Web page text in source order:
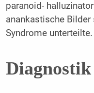
paranoid-
anankastische
Syndrome unterteilte.
Diagnostik